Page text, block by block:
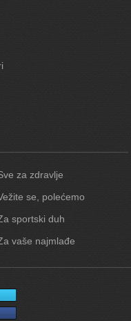
za zdravlje
se, polećemo
sportski duh
vaše najmlađe